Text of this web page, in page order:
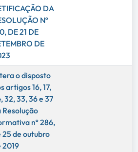
DA
Nº
DE 21 DE
DE
o disposto
artigos 16, 17,
32, 33, 36 e 37
Resolução
nº 286,
25 de outubro
2019